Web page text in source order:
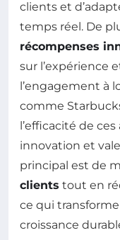
clients et
temps réel. De
récompenses
sur l’expérience
l’engagement à
comme
l’efficacité de
innovation et
principal est de
clients tout en
ce qui
croissance